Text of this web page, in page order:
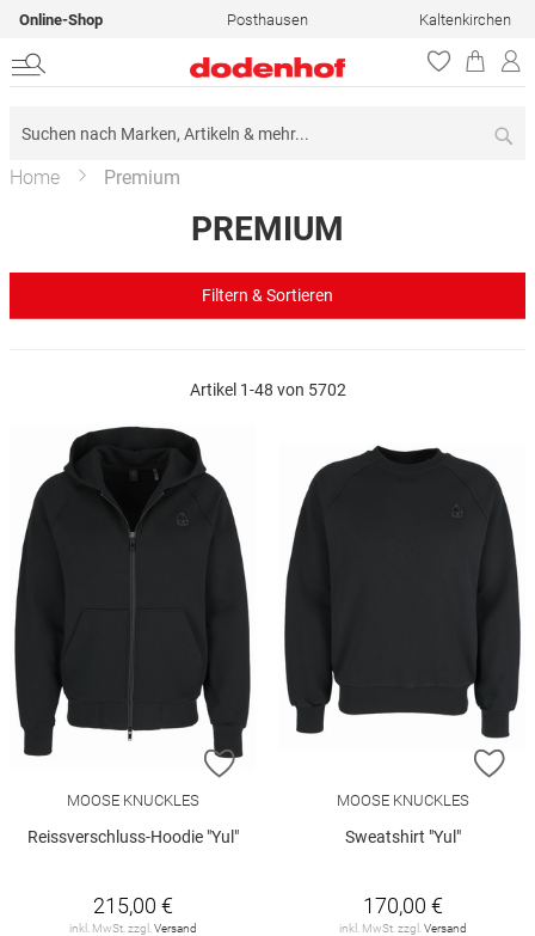
Online-Shop Posthausen Kaltenkirchen
Home Premium
PREMIUM
Artikel 1-48 von 5702
ZUR WUNSCHLISTE HINZUFÜGEN
MOOSE KNUCKLES
Reissverschluss-Hoodie "Yul"
215,00 €
inkl. MwSt. zzgl. Versand
MOOSE KNUCKLES
Sweatshirt "Yul"
170,00 €
inkl. MwSt. zzgl. Versand
Filtern & Sortieren